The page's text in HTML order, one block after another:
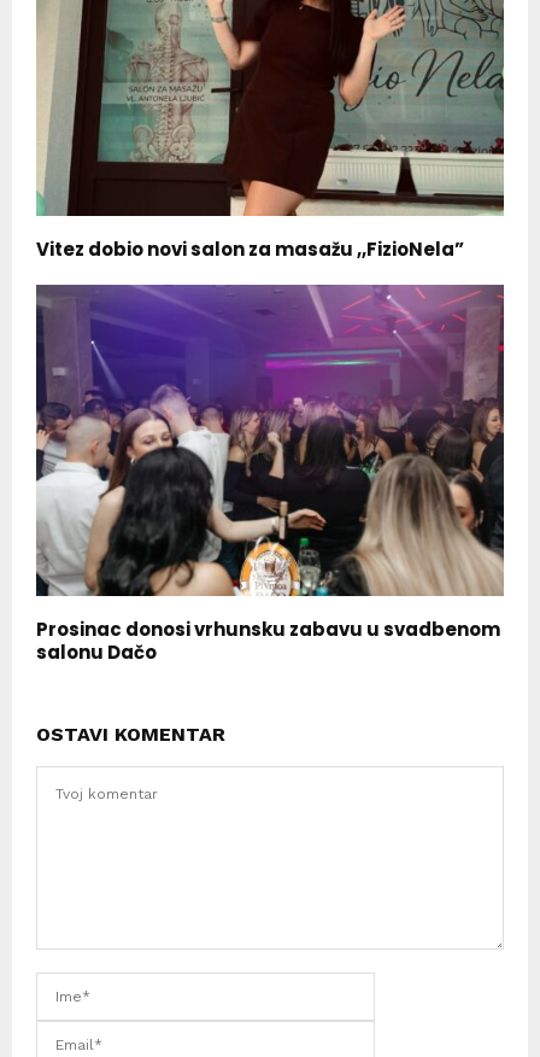
Vitez dobio novi salon za masažu ,,FizioNela”
Prosinac donosi vrhunsku zabavu u svadbenom
salonu Dačo
OSTAVI KOMENTAR